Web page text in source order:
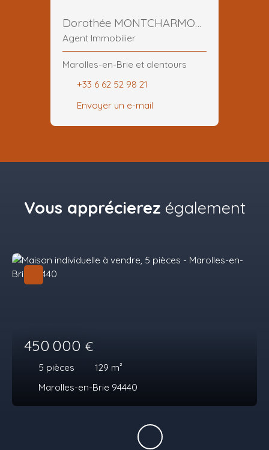
Dorothée MONTCHARMONT
Agent Immobilier
Marolles-en-Brie et alentours
+33 6 62 52 98 21
Envoyer un e-mail
Vous apprécierez également
450 000 €
5 pièces 129 m²
Marolles-en-Brie 94440